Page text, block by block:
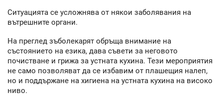
Ситуацията се усложнява от някои заболявания на
вътрешните органи.
На преглед зъболекарят обръща внимание на
състоянието на езика, дава съвети за неговото
почистване и грижа за устната кухина. Тези мероприятия
не само позволяват да се избавим от плашещия налеп,
но и поддържане на хигиена на устната кухина на високо
ниво.